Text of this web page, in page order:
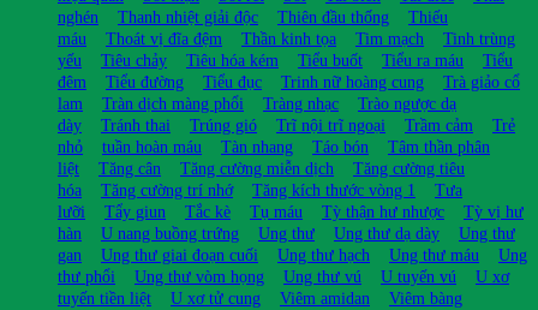
nghén
Thanh nhiệt giải độc Thiên đầu thống
Thiếu
máu
Thoát vị đĩa đệm Thần kinh tọa Tim mạch
Tinh trùng
yếu
Tiêu chảy Tiêu hóa kém Tiểu buốt Tiểu ra máu
Tiểu
đêm
Tiểu đường Tiểu đục Trinh nữ hoàng cung
Trà giảo cổ
lam
Tràn dịch màng phổi Tràng nhạc
Trào ngược dạ
dày
Tránh thai Trúng gió Trĩ nội trĩ ngoại Trầm cảm
Trẻ
nhỏ
tuần hoàn máu Tàn nhang Táo bón
Tâm thần phân
liệt
Tăng cân Tăng cường miễn dịch
Tăng cường tiêu
hóa
Tăng cường trí nhớ Tăng kích thước vòng 1
Tưa
lưỡi
Tẩy giun Tắc kè Tụ máu Tỳ thận hư nhược
Tỳ vị hư
hàn
U nang buồng trứng Ung thư Ung thư dạ dày
Ung thư
gan
Ung thư giai đoạn cuối Ung thư hạch Ung thư máu
Ung
thư phổi
Ung thư vòm họng Ung thư vú U tuyến vú
U xơ
tuyến tiền liệt
U xơ tử cung Viêm amidan
Viêm bàng